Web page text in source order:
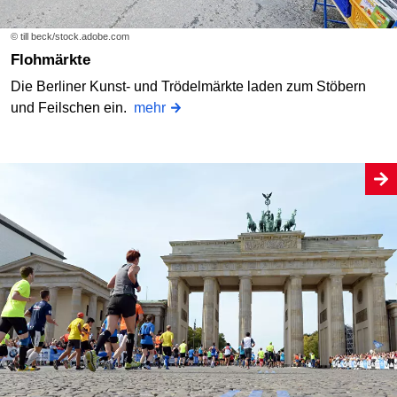
© till beck/stock.adobe.com
Flohmärkte
Die Berliner Kunst- und Trödelmärkte laden zum Stöbern
und Feilschen ein. mehr